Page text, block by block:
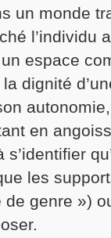
un monde
l’individu
espace
dignité
en
les
genre »)